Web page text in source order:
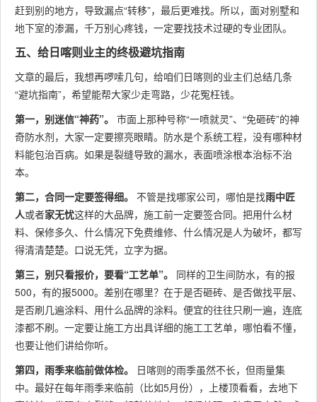
赶到别的地方，导致漏点“转移”，最后更难找。所以，面对别墅和
地下室的渗漏，千万别心疼钱，一定要找技术过硬的专业团队。
五、给日喀则业主的终极避坑指南
文章的最后，我想再啰嗦几句，给咱们日喀则的业主们总结几条
“避坑指南”，希望能帮大家少走弯路，少花冤枉钱。
第一，别迷信“神药”。 市面上那种号称“一喷就灵”、“免砸砖”的神
奇防水剂，大家一定要擦亮眼睛。防水是个系统工程，没有哪种材
料能包治百病。如果是裂缝导致的漏水，表面喷涂根本治标不治
本。
第二，合同一定要签得细。 不管是找哪家公司，哪怕是找雨中匠
人或者家无忧这样的大品牌，施工前一定要签合同。把用什么材
料、保修多久、什么情况下免费维修、什么情况是人为破坏，都写
得清清楚楚。口说无凭，立字为据。
第三，别只看报价，要看“工艺单”。
同样的卫生间防水，有的报
500，有的报5000。差别在哪里？在于是否砸砖、是否做找平层、
是否刷几遍涂料、用什么品牌的涂料。便宜的往往只刷一遍，连底
漆都不刷。一定要让施工方出具详细的施工工艺单，哪怕看不懂，
也要让他们讲给你听。
第四，雨季来临前做体检。
日喀则的雨季虽然不长，但雨量集
中。最好在每年雨季来临前（比如5月份），上楼顶看看，去地下